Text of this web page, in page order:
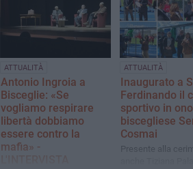
riempito le strade cittadine
ragazzi che
strade, le piazze
città è un
importante: con la
partecipazione si
l'indifferenza»
ATTUALITÀ
Antonio Ingroia a
Bisceglie: «Se
vogliamo respirare
libertà dobbiamo
essere contro la
mafia» -
ATTUALITÀ
Inaugurato a
Ferdinando il
sportivo in
biscegliese
Cosmai
Presente alla